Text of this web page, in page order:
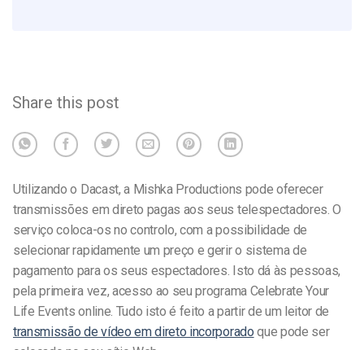
Share this post
Utilizando o Dacast, a Mishka Productions pode oferecer
transmissões em direto pagas aos seus telespectadores. O
serviço coloca-os no controlo, com a possibilidade de
selecionar rapidamente um preço e gerir o sistema de
pagamento para os seus espectadores. Isto dá às pessoas,
pela primeira vez, acesso ao seu programa Celebrate Your
Life Events online. Tudo isto é feito a partir de um leitor de
transmissão de vídeo em direto incorporado que pode ser